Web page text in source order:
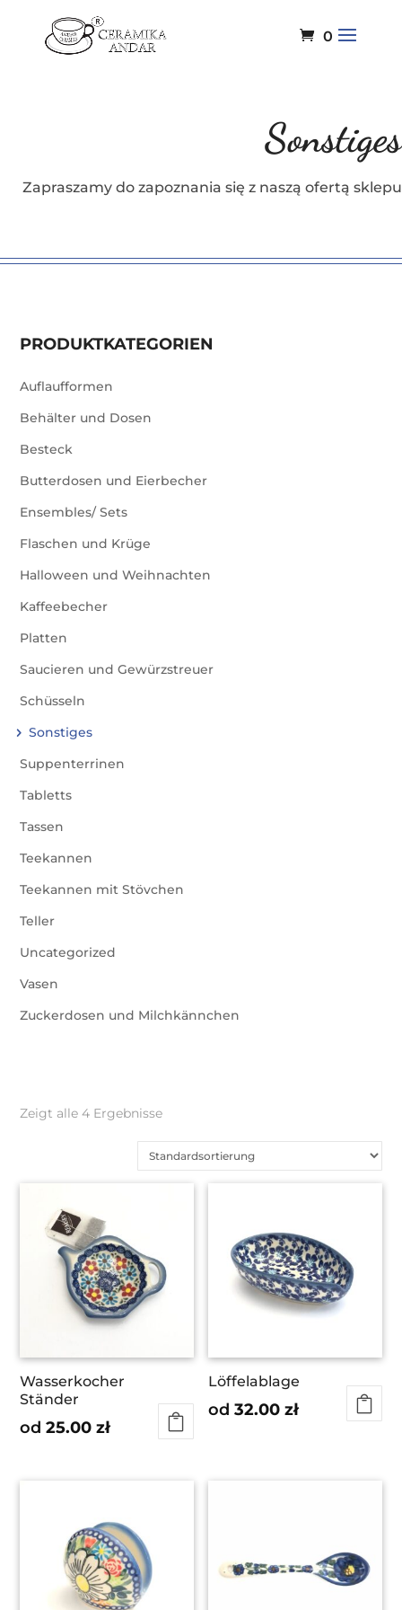
0
Sonstiges
Zapraszamy do zapoznania się z naszą ofertą sklepu
PRODUKTKATEGORIEN
Auflaufformen
Behälter und Dosen
Besteck
Butterdosen und Eierbecher
Ensembles/ Sets
Flaschen und Krüge
Halloween und Weihnachten
Kaffeebecher
Platten
Saucieren und Gewürzstreuer
Schüsseln
Sonstiges
Suppenterrinen
Tabletts
Tassen
Teekannen
Teekannen mit Stövchen
Teller
Uncategorized
Vasen
Zuckerdosen und Milchkännchen
Zeigt alle 4 Ergebnisse
Wasserkocher
Ständer
od25.00zł
Löffelablage
od32.00zł